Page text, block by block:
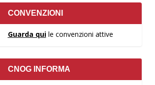
CONVENZIONI
Guarda quile convenzioni attive
CNOG INFORMA